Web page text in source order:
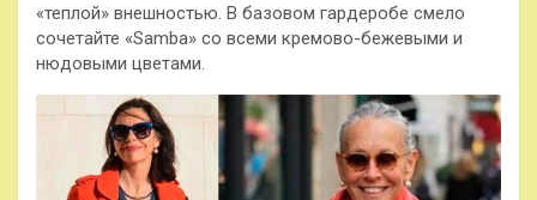
«теплой» внешностью. В базовом гардеробе смело
сочетайте «Samba» со всеми кремово-бежевыми и
нюдовыми цветами.